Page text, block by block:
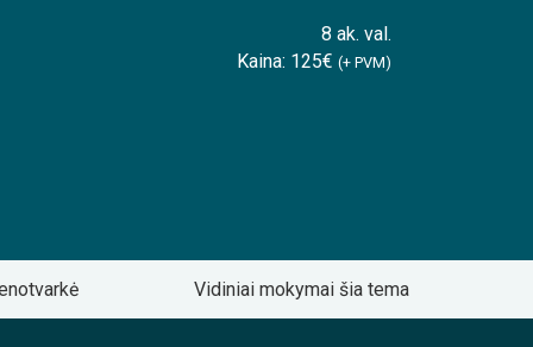
8 ak. val.
Kaina: 125€ (+ PVM)
Vidiniai mokymai šia tema